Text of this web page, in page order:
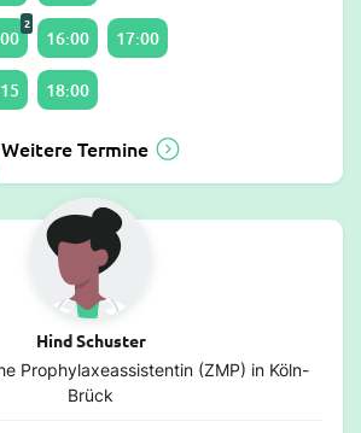
2
16:00 17:00
18:00
Weitere Termine
Hind Schuster
Prophylaxeassistentin (ZMP) in Köln-
Brück